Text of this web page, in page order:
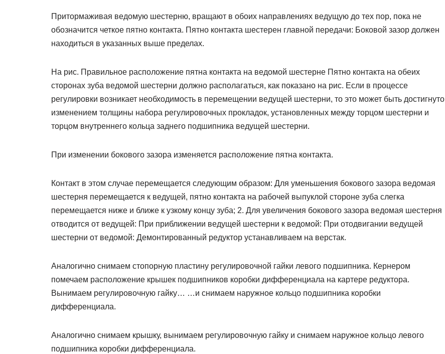
Притормаживая ведомую шестерню, вращают в обоих направлениях ведущую до тех пор, пока не
обозначится четкое пятно контакта. Пятно контакта шестерен главной передачи: Боковой зазор должен
находиться в указанных выше пределах.
На рис. Правильное расположение пятна контакта на ведомой шестерне Пятно контакта на обеих
сторонах зуба ведомой шестерни должно располагаться, как показано на рис. Если в процессе
регулировки возникает необходимость в перемещении ведущей шестерни, то это может быть достигнуто
изменением толщины набора регулировочных прокладок, установленных между торцом шестерни и
торцом внутреннего кольца заднего подшипника ведущей шестерни.
При изменении бокового зазора изменяется расположение пятна контакта.
Контакт в этом случае перемещается следующим образом: Для уменьшения бокового зазора ведомая
шестерня перемещается к ведущей, пятно контакта на рабочей выпуклой стороне зуба слегка
перемещается ниже и ближе к узкому концу зуба; 2. Для увеличения бокового зазора ведомая шестерня
отводится от ведущей: При приближении ведущей шестерни к ведомой: При отодвигании ведущей
шестерни от ведомой: Демонтированный редуктор устанавливаем на верстак.
Аналогично снимаем стопорную пластину регулировочной гайки левого подшипника. Кернером
помечаем расположение крышек подшипников коробки дифференциала на картере редуктора.
Вынимаем регулировочную гайку… …и снимаем наружное кольцо подшипника коробки
дифференциала.
Аналогично снимаем крышку, вынимаем регулировочную гайку и снимаем наружное кольцо левого
подшипника коробки дифференциала.